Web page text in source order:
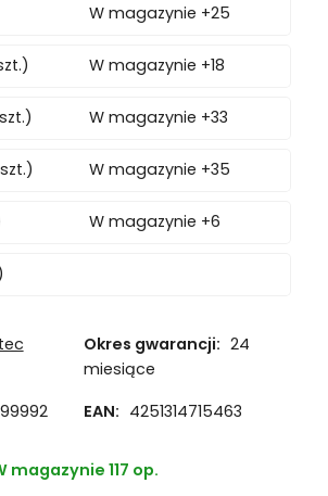
W magazynie +25
W magazynie +18
W magazynie +33
W magazynie +35
W magazynie +6
Okres gwarancji: 24
miesiące
EAN: 4251314715463
magazynie 117 op.